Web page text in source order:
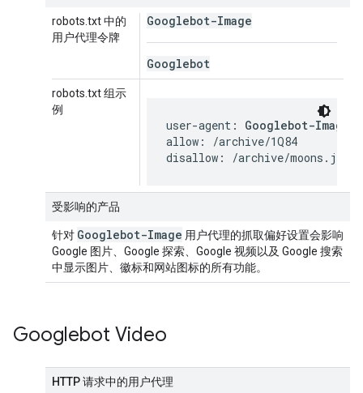
robots.txt 中的
用户代理令牌
Googlebot-Image
Googlebot
robots.txt 组示
例
user-agent: Googlebot-Image
allow: /archive/1Q84
disallow: /archive/moons.jpg
受影响的产品
针对 Googlebot-Image 用户代理的抓取偏好设置会影响
Google 图片、Google 探索、Google 视频以及 Google 搜索
中显示图片、徽标和网站图标的所有功能。
Googlebot Video
HTTP 请求中的用户代理